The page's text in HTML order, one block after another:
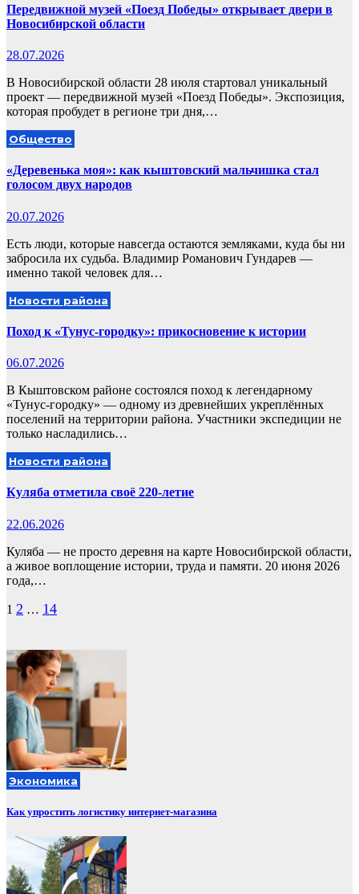
Передвижной музей «Поезд Победы» открывает двери в
Новосибирской области
28.07.2026
В Новосибирской области 28 июля стартовал уникальный
проект — передвижной музей «Поезд Победы». Экспозиция,
которая пробудет в регионе три дня,…
Общество
«Деревенька моя»: как кыштовский мальчишка стал
голосом двух народов
20.07.2026
Есть люди, которые навсегда остаются земляками, куда бы ни
забросила их судьба. Владимир Романович Гундарев —
именно такой человек для…
Новости района
Поход к «Тунус‑городку»: прикосновение к истории
06.07.2026
В Кыштовском районе состоялся поход к легендарному
«Тунус‑городку» — одному из древнейших укреплённых
поселений на территории района. Участники экспедиции не
только насладились…
Новости района
Куляба отметила своё 220-летие
22.06.2026
Куляба — не просто деревня на карте Новосибирской области,
а живое воплощение истории, труда и памяти. 20 июня 2026
года,…
Пагинация
1 2 … 14
Экономика
Как упростить логистику интернет-магазина